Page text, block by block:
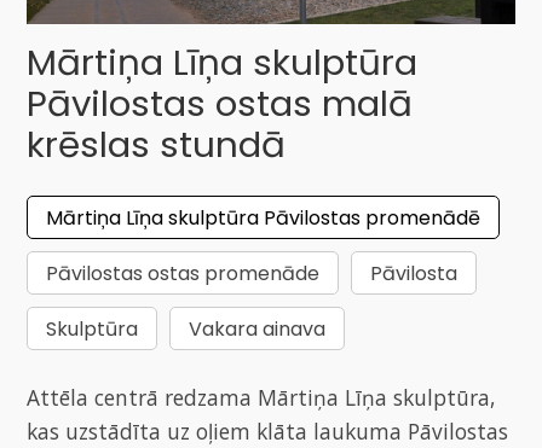
Mārtiņa Līņa skulptūra
Pāvilostas ostas malā
krēslas stundā
Mārtiņa Līņa skulptūra Pāvilostas promenādē
Pāvilostas ostas promenāde
Pāvilosta
Skulptūra
Vakara ainava
Attēla centrā redzama Mārtiņa Līņa skulptūra,
kas uzstādīta uz oļiem klāta laukuma Pāvilostas